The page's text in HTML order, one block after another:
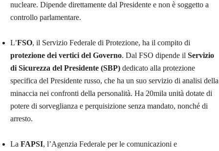
nucleare. Dipende direttamente dal Presidente e non è soggetto a
controllo parlamentare.
L’FSO, il Servizio Federale di Protezione, ha il compito di
protezione dei vertici del Governo. Dal FSO dipende il Servizio
di Sicurezza del Presidente (SBP) dedicato alla protezione
specifica del Presidente russo, che ha un suo servizio di analisi della
minaccia nei confronti della personalità. Ha 20mila unità dotate di
potere di sorveglianza e perquisizione senza mandato, nonché di
arresto.
La FAPSI, l’Agenzia Federale per le comunicazioni e